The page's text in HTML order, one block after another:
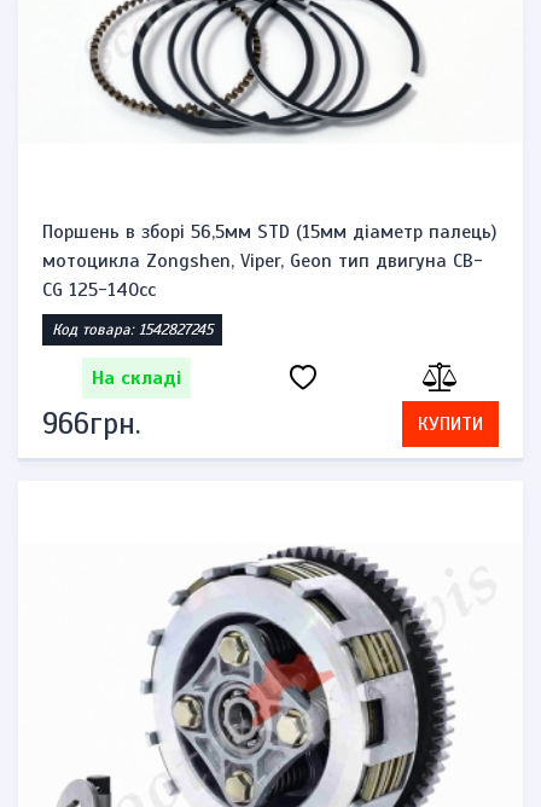
Поршень в зборі 56,5мм STD (15мм діаметр палець)
мотоцикла Zongshen, Viper, Geon тип двигуна CB-
CG 125-140cc
Код товара: 1542827245
На складі
966грн. КУПИТИ